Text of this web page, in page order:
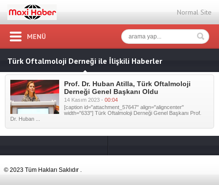
Normal Site
MENÜ
Türk Oftalmoloji Derneği ile İlişkili Haberler
Prof. Dr. Huban Atilla, Türk Oftalmoloji
Derneği Genel Başkanı Oldu
14 Kasım 2023 - 00:04
[caption id="attachment_57647" align="aligncenter"
width="633"] Türk Oftalmoloji Derneği Genel Başkanı Prof.
Dr. Huban ...
© 2023 Tüm Hakları Saklıdır .